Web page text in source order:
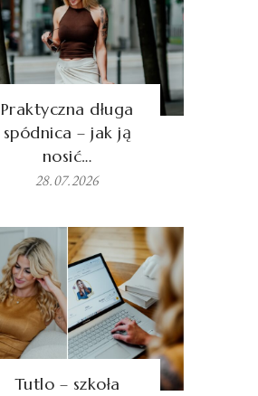
Praktyczna długa
spódnica – jak ją
nosić…
28.07.2026
Tutlo – szkoła